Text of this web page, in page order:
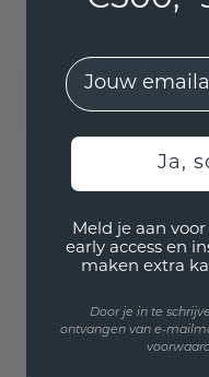
Verlovingsring
OVL 950 platina
EMail
Ja,
Meld je aan
early access en
maken extra
Door je in te
ontvangen van e-